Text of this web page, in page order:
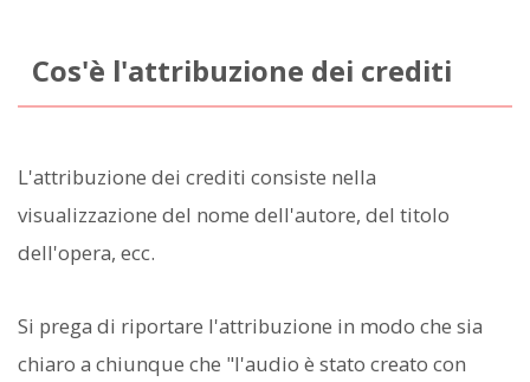
Cos'è l'attribuzione dei crediti
L'attribuzione dei crediti consiste nella
visualizzazione del nome dell'autore, del titolo
dell'opera, ecc.
Si prega di riportare l'attribuzione in modo che sia
chiaro a chiunque che "l'audio è stato creato con